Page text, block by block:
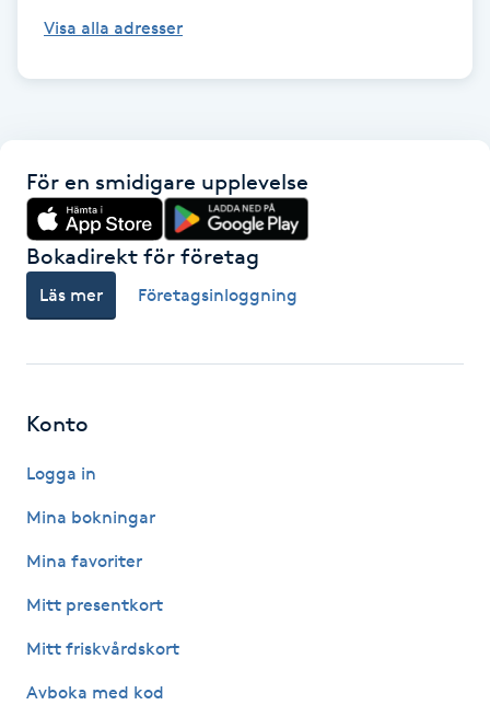
Fillers
Fotmassage
Fotsvamp
Fransar
Fransborttagning
Fransförlängning
Visa alla adresser
För en smidigare upplevelse
Bokadirekt för företag
Läs mer Företagsinloggning
Konto
Logga in
Mina bokningar
Mina favoriter
Mitt presentkort
Mitt friskvårdskort
Avboka med kod